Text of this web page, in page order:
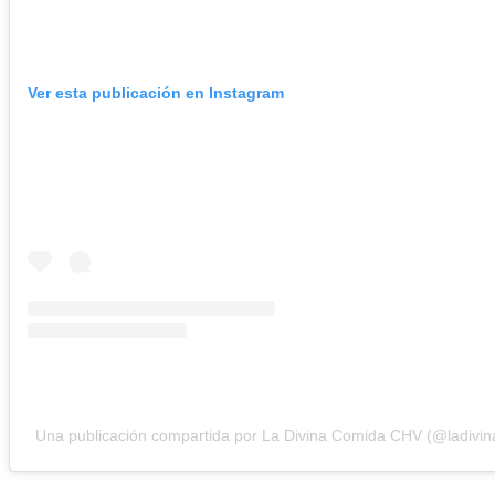
Ver esta publicación en Instagram
Una publicación compartida por La Divina Comida CHV